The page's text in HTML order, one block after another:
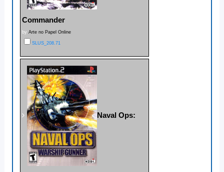
Commander
by Arte no Papel Online
SLUS_208.71
Naval Ops: